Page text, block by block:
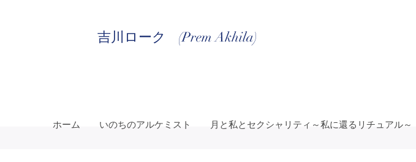
吉川ローク (Prem Akhila)
ホーム いのちのアルケミスト 月と私とセクシャリティ～私に還るリチュアル～